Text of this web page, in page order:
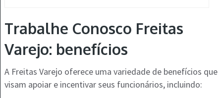
Trabalhe Conosco Freitas
Varejo: benefícios
A Freitas Varejo oferece uma variedade de benefícios que
visam apoiar e incentivar seus funcionários, incluindo: